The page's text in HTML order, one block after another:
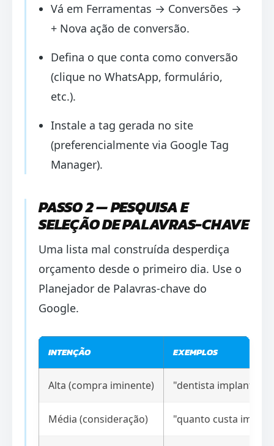
Vá em Ferramentas → Conversões →
+ Nova ação de conversão.
Defina o que conta como conversão
(clique no WhatsApp, formulário,
etc.).
Instale a tag gerada no site
(preferencialmente via Google Tag
Manager).
PASSO 2 — PESQUISA E
SELEÇÃO DE PALAVRAS-CHAVE
Uma lista mal construída desperdiça
orçamento desde o primeiro dia. Use o
Planejador de Palavras-chave do
Google.
INTENÇÃO EXEMPLOS
Alta (compra iminente) "dentista implante
Média (consideração) "quanto custa